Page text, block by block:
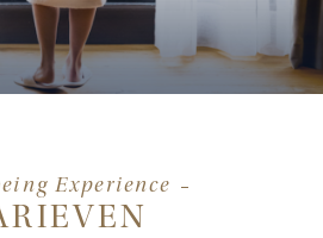
Experience